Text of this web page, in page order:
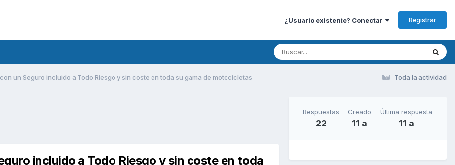
¿Usuario existente? Conectar Registrar
Toda la actividad
un Seguro incluido a Todo Riesgo y sin coste en toda su gama de motocicletas
incluido a Todo Riesgo y sin coste en toda
Respuestas
22
Creado
11 a
Última respuesta
11 a